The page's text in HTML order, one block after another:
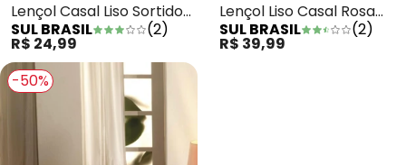
Lençol Casal Liso Sortido
Sognare
SUL BRASIL (2)
R$ 24,99
Lençol Liso Casal Rosa
Camafeu
SUL BRASIL (2)
R$ 39,99
-50%